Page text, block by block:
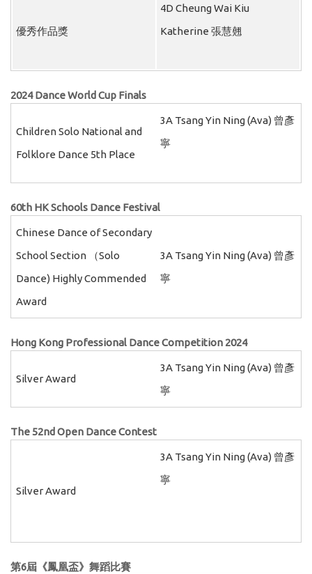
優秀作品獎
4D Cheung Wai Kiu
Katherine 張慧翹
2024 Dance World Cup Finals
Children Solo National and
Folklore Dance 5th Place
3A Tsang Yin Ning (Ava) 曾彥
寧
60th HK Schools Dance Festival
Chinese Dance of Secondary
School Section （Solo
Dance) Highly Commended
Award
3A Tsang Yin Ning (Ava) 曾彥
寧
Hong Kong Professional Dance Competition 2024
Silver Award
3A Tsang Yin Ning (Ava) 曾彥
寧
The 52nd Open Dance Contest
Silver Award
3A Tsang Yin Ning (Ava) 曾彥
寧
第6屆《鳳凰盃》舞蹈比賽